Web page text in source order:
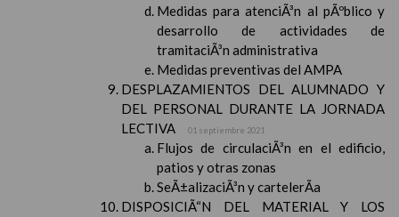
Medidas para atenciÃ³n al pÃºblico y
desarrollo de actividades de
tramitaciÃ³n administrativa
Medidas preventivas del AMPA
DESPLAZAMIENTOS DEL ALUMNADO Y
DEL PERSONAL DURANTE LA JORNADA
LECTIVA
01 septiembre 2021
Flujos de circulaciÃ³n en el edificio,
patios y otras zonas
SeÃ±alizaciÃ³n y cartelerÃ­a
DISPOSICIÃ“N DEL MATERIAL Y LOS